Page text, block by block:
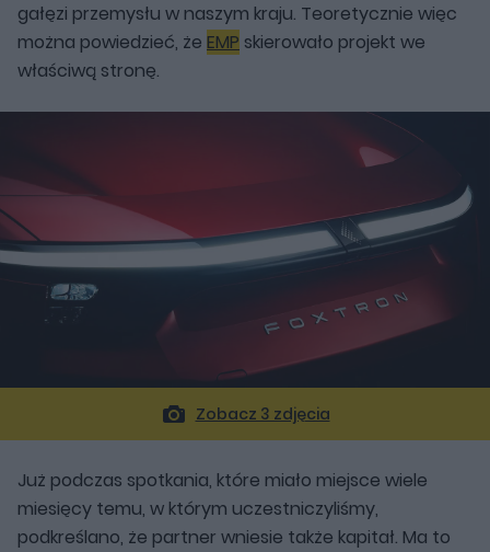
gałęzi przemysłu w naszym kraju. Teoretycznie więc
można powiedzieć, że EMP skierowało projekt we
właściwą stronę.
Zobacz 3 zdjęcia
Już podczas spotkania, które miało miejsce wiele
miesięcy temu, w którym uczestniczyliśmy,
podkreślano, że partner wniesie także kapitał. Ma to